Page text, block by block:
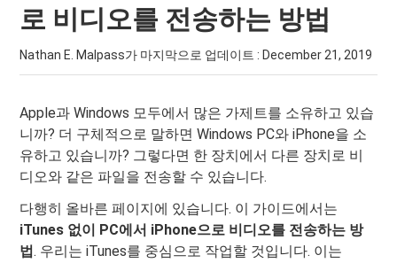
로 비디오를 전송하는 방법
Nathan E. Malpass가 마지막으로 업데이트 : December 21, 2019
Apple과 Windows 모두에서 많은 가제트를 소유하고 있습
니까? 더 구체적으로 말하면 Windows PC와 iPhone을 소
유하고 있습니까? 그렇다면 한 장치에서 다른 장치로 비
디오와 같은 파일을 전송할 수 있습니다.
다행히 올바른 페이지에 있습니다. 이 가이드에서는
iTunes 없이 PC에서 iPhone으로 비디오를 전송하는 방
법. 우리는 iTunes를 중심으로 작업할 것입니다. 이는